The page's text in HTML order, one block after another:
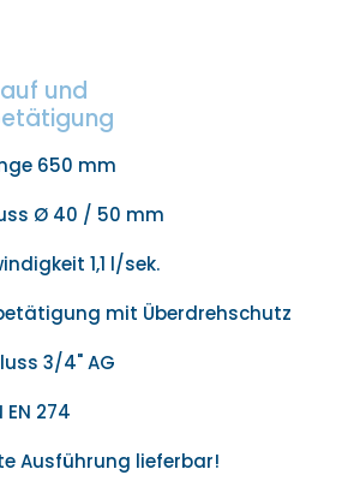
und
650 mm
Ø 40 / 50 mm
1,1 l/sek.
mit Überdrehschutz
3/4" AG
274
Ausführung lieferbar!